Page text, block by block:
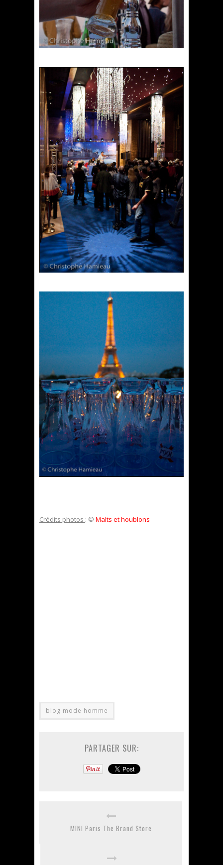
Crédits photos : © Malts et houblons
blog mode homme
PARTAGER SUR:
MINI Paris The Brand Store